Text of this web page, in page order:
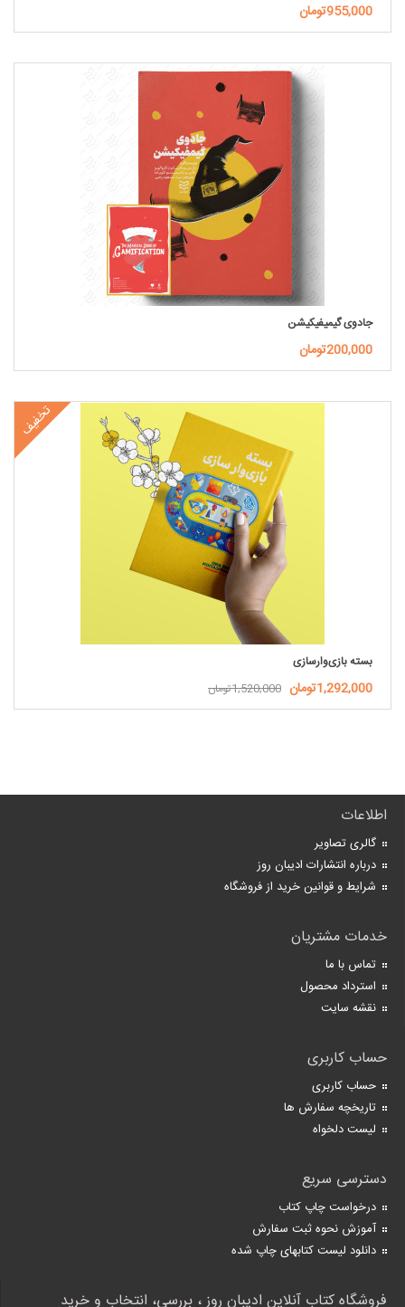
955,000تومان
جادوی گیمیفیکیشن
200,000تومان
تخفیف
بسته بازی‌وارسازی
1,292,000تومان 1,520,000تومان
اطلاعات
گالری تصاویر
درباره انتشارات ادیبان روز
شرایط و قوانین خرید از فروشگاه
خدمات مشتریان
تماس با ما
استرداد محصول
نقشه سایت
حساب کاربری
حساب کاربری
تاریخچه سفارش ها
لیست دلخواه
دسترسی سریع
درخواست چاپ کتاب
آموزش نحوه ثبت سفارش
دانلود لیست کتابهای چاپ شده
فروشگاه کتاب آنلاین ادیبان روز ، بررسی، انتخاب و خرید